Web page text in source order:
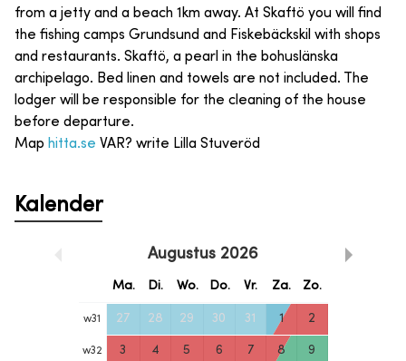
from a jetty and a beach 1km away. At Skaftö you will find
the fishing camps Grundsund and Fiskebäckskil with shops
and restaurants. Skaftö, a pearl in the bohuslänska
archipelago. Bed linen and towels are not included. The
lodger will be responsible for the cleaning of the house
before departure.
Map hitta.se VAR? write Lilla Stuveröd
Kalender
Augustus 2026
Ma. Di. Wo. Do. Vr. Za. Zo.
w31 27 28 29 30 31 1 2
w32 3 4 5 6 7 8 9